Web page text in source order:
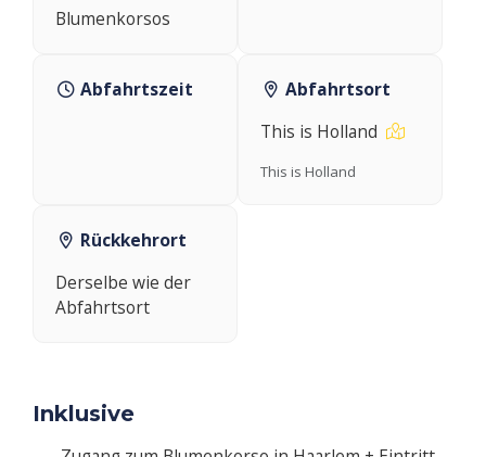
Blumenkorsos
Abfahrtszeit
Abfahrtsort
This is Holland
This is Holland
Rückkehrort
Derselbe wie der
Abfahrtsort
Inklusive